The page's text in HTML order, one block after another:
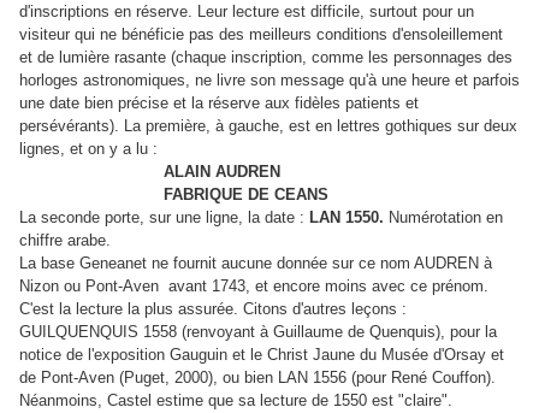
d'inscriptions en réserve. Leur lecture est difficile, surtout pour un
visiteur qui ne bénéficie pas des meilleurs conditions d'ensoleillement
et de lumière rasante (chaque inscription, comme les personnages des
horloges astronomiques, ne livre son message qu'à une heure et parfois
une date bien précise et la réserve aux fidèles patients et
persévérants). La première, à gauche, est en lettres gothiques sur deux
lignes, et on y a lu :
ALAIN AUDREN
FABRIQUE DE CEANS
La seconde porte, sur une ligne, la date : LAN 1550. Numérotation en
chiffre arabe.
La base Geneanet ne fournit aucune donnée sur ce nom AUDREN à
Nizon ou Pont-Aven avant 1743, et encore moins avec ce prénom.
C'est la lecture la plus assurée. Citons d'autres leçons :
GUILQUENQUIS 1558 (renvoyant à Guillaume de Quenquis), pour la
notice de l'exposition Gauguin et le Christ Jaune du Musée d'Orsay et
de Pont-Aven (Puget, 2000), ou bien LAN 1556 (pour René Couffon).
Néanmoins, Castel estime que sa lecture de 1550 est "claire".